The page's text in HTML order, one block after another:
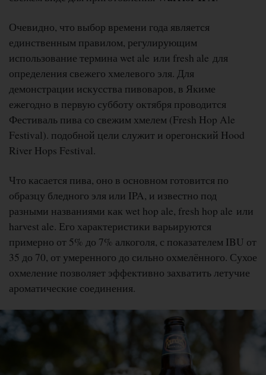
Очевидно, что выбор времени года является
единственным правилом, регулирующим
использование термина wet ale или fresh ale для
определения свежего хмелевого эля. Для
демонстрации искусства пивоваров, в Якиме
ежегодно в первую субботу октября проводится
Фестиваль пива со свежим хмелем (Fresh Hop Ale
Festival). подобной цели служит и орегонский Hood
River Hops Festival.
Что касается пива, оно в основном готовится по
образцу бледного эля или IPA, и известно под
разными названиями как wet hop ale, fresh hop ale или
harvest ale. Его характеристики варьируются
примерно от 5% до 7% алкоголя, с показателем IBU от
35 до 70, от умеренного до сильно охмелённого. Сухое
охмеление позволяет эффективно захватить летучие
ароматические соединения.